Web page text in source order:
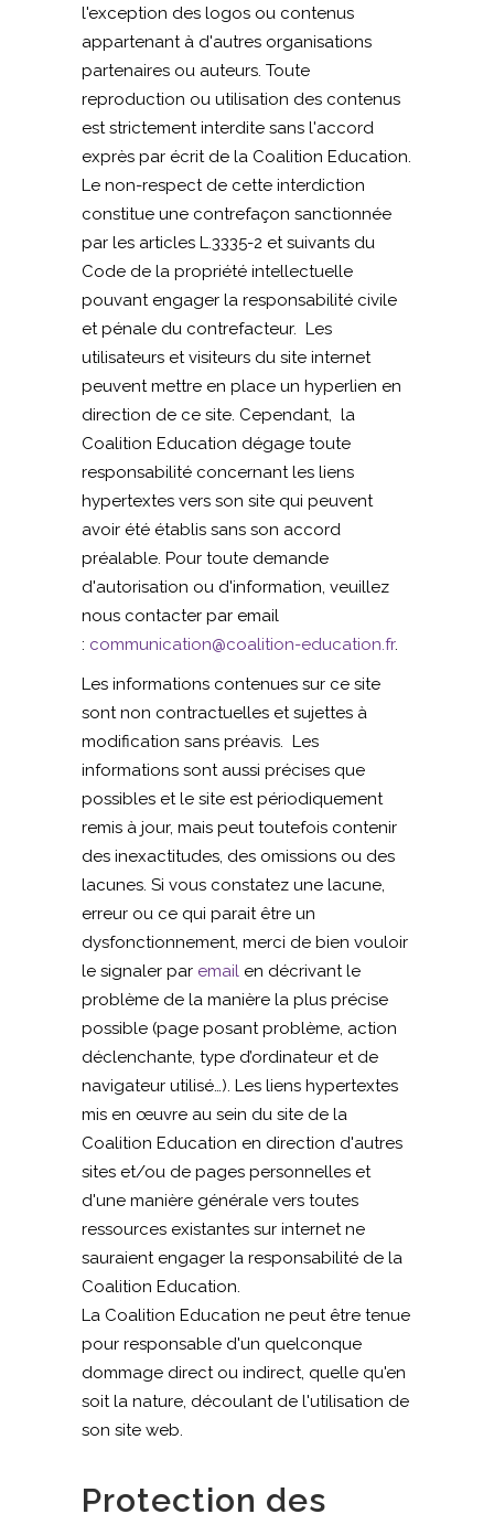
l'exception des logos ou contenus
appartenant à d'autres organisations
partenaires ou auteurs. Toute
reproduction ou utilisation des contenus
est strictement interdite sans l'accord
exprès par écrit de la Coalition Education.
Le non-respect de cette interdiction
constitue une contrefaçon sanctionnée
par les articles L.3335-2 et suivants du
Code de la propriété intellectuelle
pouvant engager la responsabilité civile
et pénale du contrefacteur. Les
utilisateurs et visiteurs du site internet
peuvent mettre en place un hyperlien en
direction de ce site. Cependant, la
Coalition Education dégage toute
responsabilité concernant les liens
hypertextes vers son site qui peuvent
avoir été établis sans son accord
préalable. Pour toute demande
d'autorisation ou d'information, veuillez
nous contacter par email
: communication@coalition-education.fr.
Les informations contenues sur ce site
sont non contractuelles et sujettes à
modification sans préavis. Les
informations sont aussi précises que
possibles et le site est périodiquement
remis à jour, mais peut toutefois contenir
des inexactitudes, des omissions ou des
lacunes. Si vous constatez une lacune,
erreur ou ce qui parait être un
dysfonctionnement, merci de bien vouloir
le signaler par email en décrivant le
problème de la manière la plus précise
possible (page posant problème, action
déclenchante, type d’ordinateur et de
navigateur utilisé…). Les liens hypertextes
mis en œuvre au sein du site de la
Coalition Education en direction d'autres
sites et/ou de pages personnelles et
d'une manière générale vers toutes
ressources existantes sur internet ne
sauraient engager la responsabilité de la
Coalition Education.
La Coalition Education ne peut être tenue
pour responsable d'un quelconque
dommage direct ou indirect, quelle qu'en
soit la nature, découlant de l'utilisation de
son site web.
Protection des